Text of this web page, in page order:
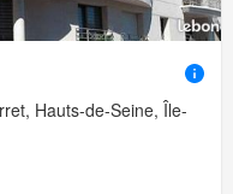
Hauts-de-Seine, Île-